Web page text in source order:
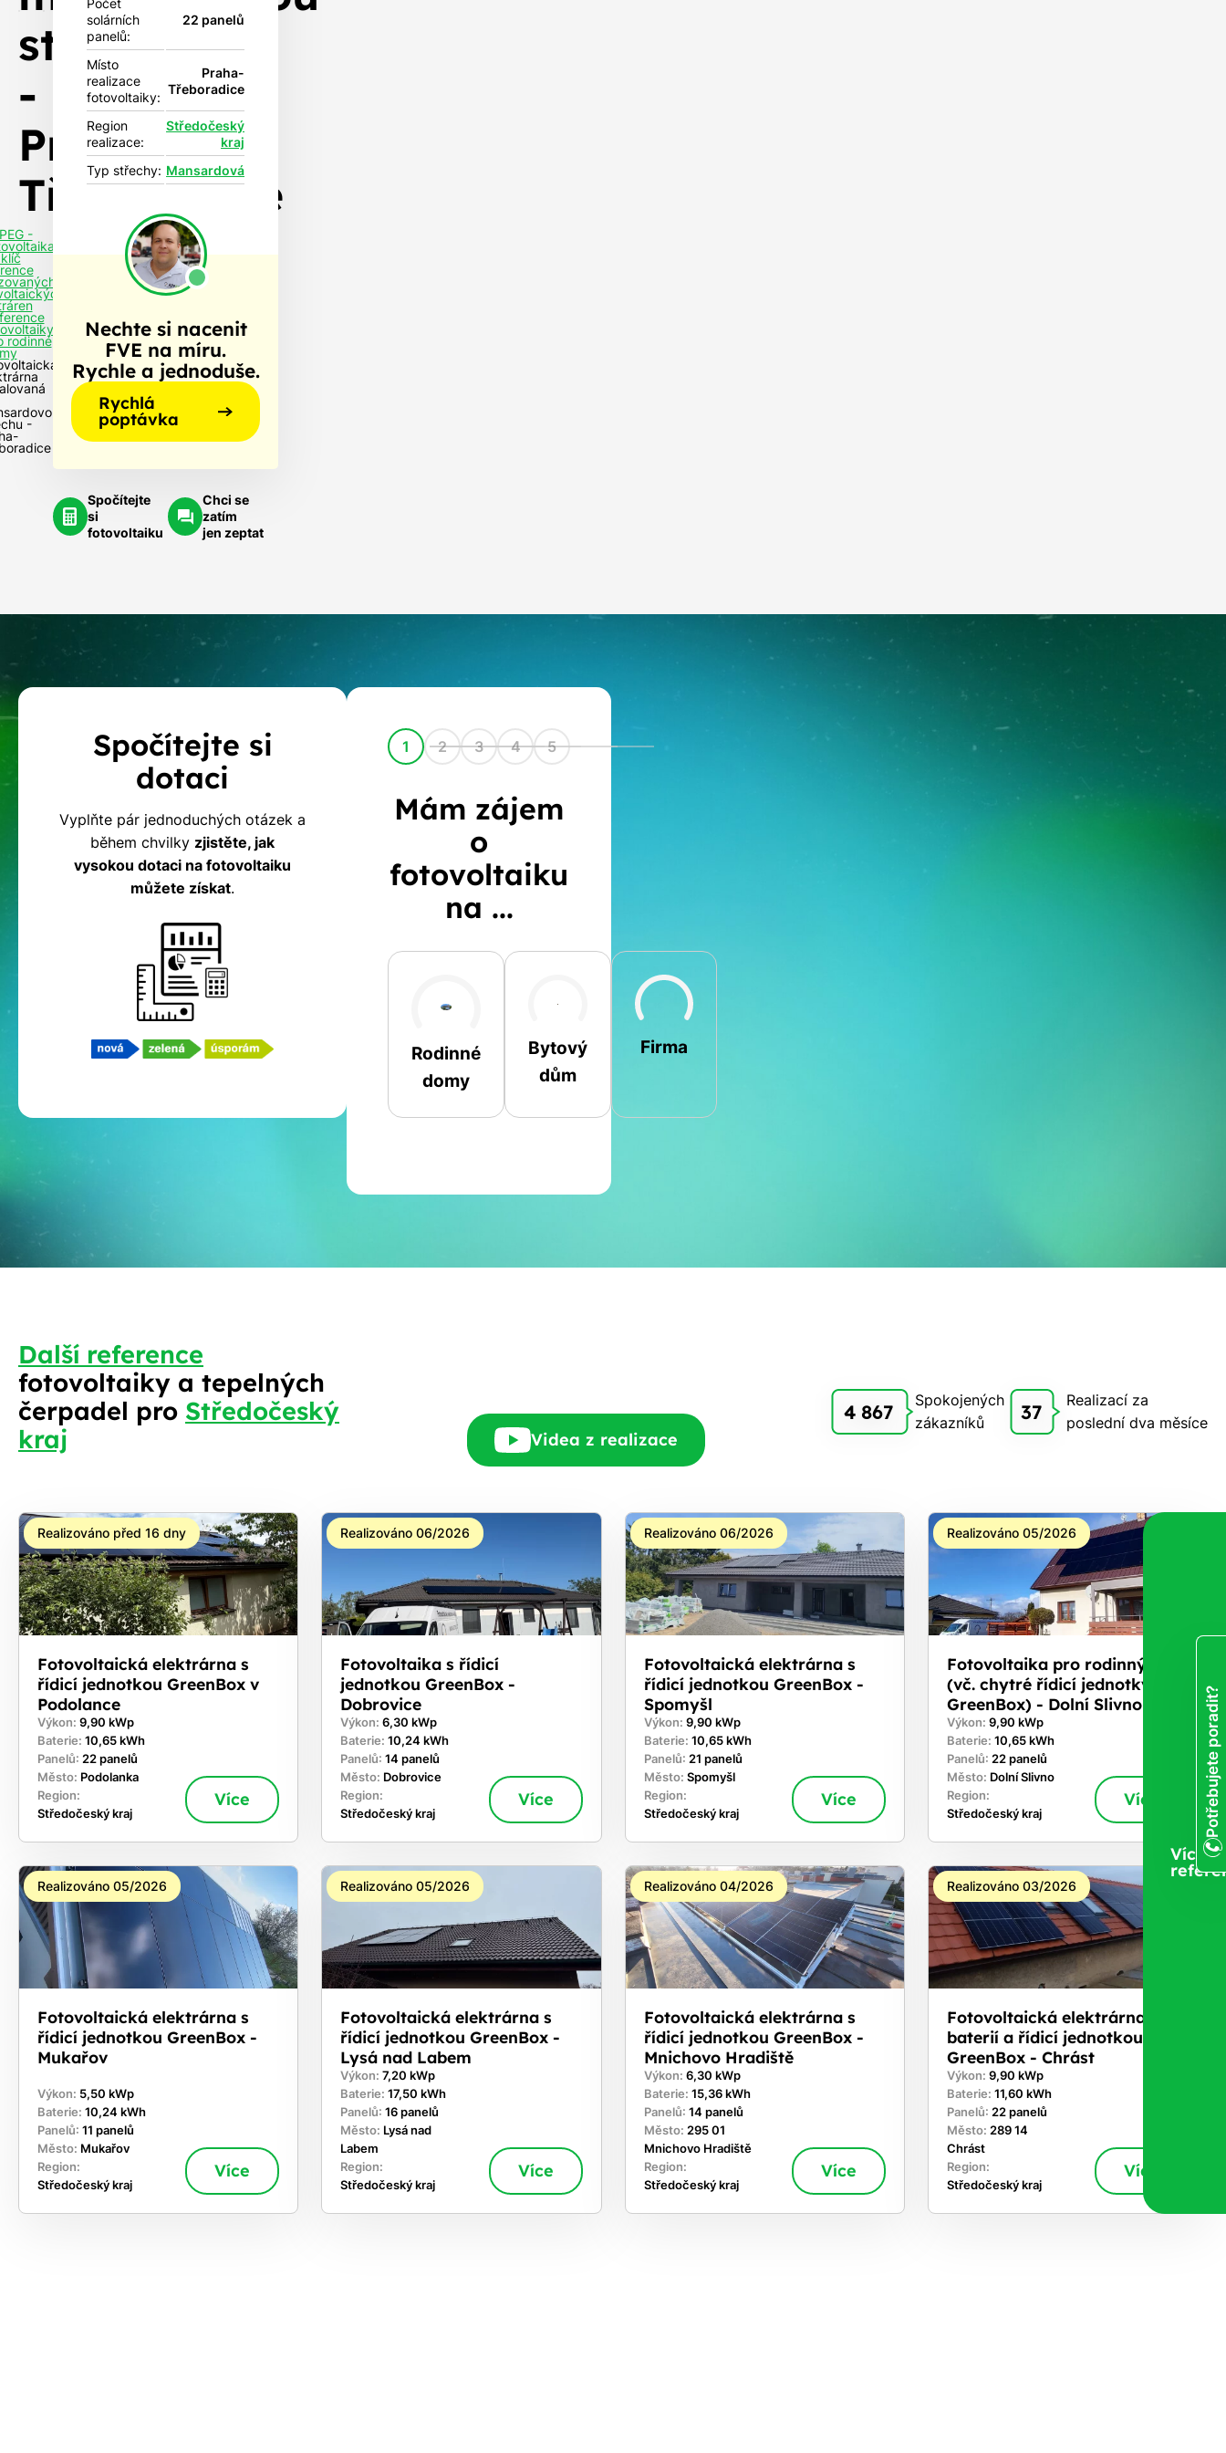
střechu
-
Praha-
Třeboradice
-
rodinné
-
Počet
solárních
panelů:
22 panelů
Místo
realizace
fotovoltaiky:
Praha-
Třeboradice
Region
realizace:
Středočeský
kraj
Typ střechy: Mansardová
Nechte si nacenit
FVE na míru.
Rychle a jednoduše.
Rychlá
poptávka
Spočítejte
si
fotovoltaiku
Chci se
zatím
jen zeptat
Kalkulačka
dotací
na
fotovoltaiku
Spočítejte si
dotaci
Vyplňte pár jednoduchých otázek a
během chvilky zjistěte, jak
vysokou dotaci na fotovoltaiku
můžete získat.
1 2 3 4 5
Mám zájem
o
fotovoltaiku
na ...
Rodinné
domy
Bytový
dům
Firma
Jiná
Jméno a příjmení
Další reference
fotovoltaiky a tepelných
čerpadel pro Středočeský
kraj
Videa z realizace
4 867
Spokojených
zákazníků
37
Realizací za
poslední dva měsíce
Realizováno před 16 dny
Fotovoltaická elektrárna s
řídicí jednotkou GreenBox v
Podolance
Výkon: 9,90 kWp
Baterie: 10,65 kWh
Panelů: 22 panelů
Město: Podolanka
Region:
Středočeský kraj
Více
Realizováno 06/2026
Fotovoltaika s řídicí
jednotkou GreenBox -
Dobrovice
Výkon:6,30 kWp
Baterie:10,24 kWh
Panelů:14 panelů
Město: Dobrovice
Region:
Středočeský kraj
Více
Realizováno 06/2026
Fotovoltaická elektrárna s
řídicí jednotkou GreenBox -
Spomyšl
Výkon: 9,90 kWp
Baterie: 10,65 kWh
Panelů: 21 panelů
Město: Spomyšl
Region:
Středočeský kraj
Více
Realizováno 05/2026
Fotovoltaika pro rodinný dům
(vč. chytré řídicí jednotky
GreenBox) - Dolní Slivno
Výkon: 9,90 kWp
Baterie: 10,65 kWh
Panelů: 22 panelů
Město: Dolní Slivno
Region:
Středočeský kraj
Více
Realizováno 05/2026
Fotovoltaická elektrárna s
řídicí jednotkou GreenBox -
Mukařov
Výkon: 5,50 kWp
Baterie: 10,24 kWh
Panelů: 11 panelů
Město: Mukařov
Region:
Středočeský kraj
Více
Realizováno 05/2026
Fotovoltaická elektrárna s
řídicí jednotkou GreenBox -
Lysá nad Labem
Výkon:7,20 kWp
Baterie:17,50 kWh
Panelů:16 panelů
Město: Lysá nad
Labem
Region:
Středočeský kraj
Více
Realizováno 04/2026
Fotovoltaická elektrárna s
řídicí jednotkou GreenBox -
Mnichovo Hradiště
Výkon: 6,30 kWp
Baterie: 15,36 kWh
Panelů: 14 panelů
Město: 295 01
Mnichovo Hradiště
Region:
Středočeský kraj
Více
Realizováno 03/2026
Fotovoltaická elektrárna s
baterií a řídicí jednotkou
GreenBox - Chrást
Výkon: 9,90 kWp
Baterie: 11,60 kWh
Panelů: 22 panelů
Město: 289 14
Chrást
Region:
Středočeský kraj
Více
Více
Potřebujete poradit?